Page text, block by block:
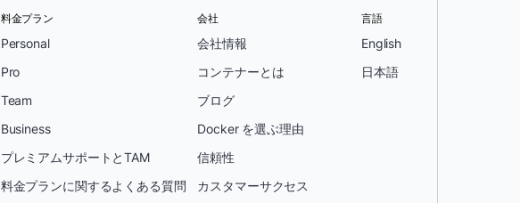
料金プラン
Personal
Pro
Team
Business
プレミアムサポートとTAM
料金プランに関するよくある質問
会社
会社情報
コンテナーとは
ブログ
Docker を選ぶ理由
信頼性
カスタマーサクセス
言語
English
日本語